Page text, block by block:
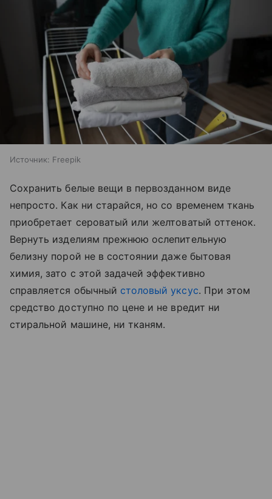
Источник: Freepik
Сохранить белые вещи в первозданном виде
непросто. Как ни старайся, но со временем ткань
приобретает сероватый или желтоватый оттенок.
Вернуть изделиям прежнюю ослепительную
белизну порой не в состоянии даже бытовая
химия, зато с этой задачей эффективно
справляется обычный столовый уксус. При этом
средство доступно по цене и не вредит ни
стиральной машине, ни тканям.